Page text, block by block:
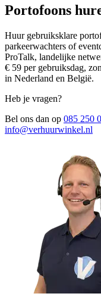
Portofoons
Huur gebruiksklare
parkeerwachters of
ProTalk, landelijke
€ 59 per gebruiksdag,
in Nederland en België.
Heb je vragen?
Bel ons dan op 085 250
info@verhuurwinkel.nl